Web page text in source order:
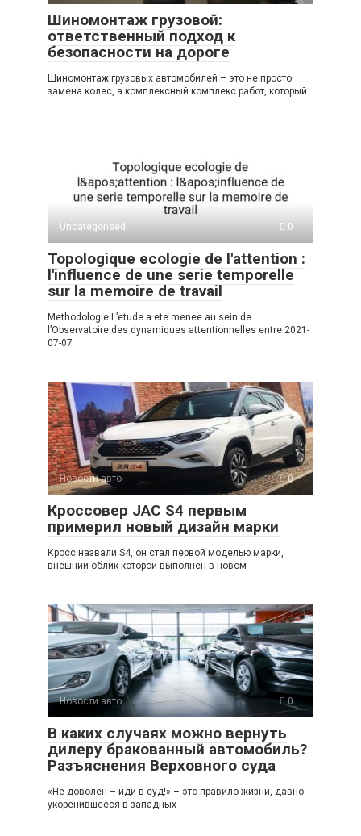
Шиномонтаж грузовой:
ответственный подход к
безопасности на дороге
Шиномонтаж грузовых автомобилей – это не просто
замена колес, а комплексный комплекс работ, который
Uncategorised 0
Topologique ecologie de l'attention :
l'influence de une serie temporelle
sur la memoire de travail
Methodologie L’etude a ete menee au sein de
l’Observatoire des dynamiques attentionnelles entre 2021-
07-07
Новости авто 0
Кроссовер JAC S4 первым
примерил новый дизайн марки
Кросс назвали S4, он стал первой моделью марки,
внешний облик которой выполнен в новом
Новости авто 0
В каких случаях можно вернуть
дилеру бракованный автомобиль?
Разъяснения Верховного суда
«Не доволен – иди в суд!» – это правило жизни, давно
укоренившееся в западных